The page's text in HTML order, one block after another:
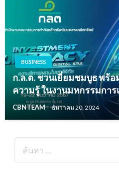
BUSINESS
ก.ล.ต. ชวนเยี่ยมชมบูธ พร้
ความรู้ ในงานมหกรรมการ
CBNTEAM ธันวาคม 20, 2024